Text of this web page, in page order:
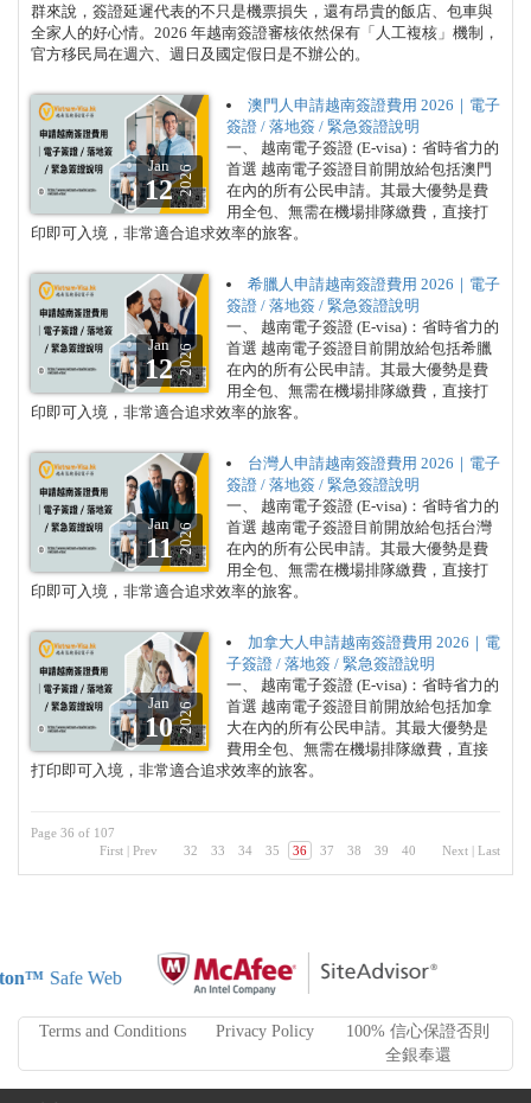
群來說，簽證延遲代表的不只是機票損失，還有昂貴的飯店、包車與
全家人的好心情。2026 年越南簽證審核依然保有「人工複核」機制，
官方移民局在週六、週日及國定假日是不辦公的。
Jan
122026
澳門人申請越南簽證費用 2026｜電子
簽證 / 落地簽 / 緊急簽證說明
一、 越南電子簽證 (E-visa)：省時省力的
首選 越南電子簽證目前開放給包括澳門
在內的所有公民申請。其最大優勢是費
用全包、無需在機場排隊繳費，直接打
印即可入境，非常適合追求效率的旅客。
Jan
122026
希臘人申請越南簽證費用 2026｜電子
簽證 / 落地簽 / 緊急簽證說明
一、 越南電子簽證 (E-visa)：省時省力的
首選 越南電子簽證目前開放給包括希臘
在內的所有公民申請。其最大優勢是費
用全包、無需在機場排隊繳費，直接打
印即可入境，非常適合追求效率的旅客。
Jan
112026
台灣人申請越南簽證費用 2026｜電子
簽證 / 落地簽 / 緊急簽證說明
一、 越南電子簽證 (E-visa)：省時省力的
首選 越南電子簽證目前開放給包括台灣
在內的所有公民申請。其最大優勢是費
用全包、無需在機場排隊繳費，直接打
印即可入境，非常適合追求效率的旅客。
Jan
102026
加拿大人申請越南簽證費用 2026｜電
子簽證 / 落地簽 / 緊急簽證說明
一、 越南電子簽證 (E-visa)：省時省力的
首選 越南電子簽證目前開放給包括加拿
大在內的所有公民申請。其最大優勢是
費用全包、無需在機場排隊繳費，直接
打印即可入境，非常適合追求效率的旅客。
Page 36 of 107
First | Prev 32 33 34 35 36 37 38 39 40 Next | Last
Safe Web
Terms and Conditions Privacy Policy
100% 信心保證否則
全銀奉還